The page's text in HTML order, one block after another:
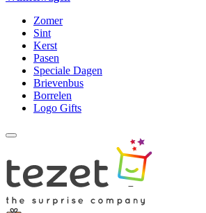
Zomer
Sint
Kerst
Pasen
Speciale Dagen
Brievenbus
Borrelen
Logo Gifts